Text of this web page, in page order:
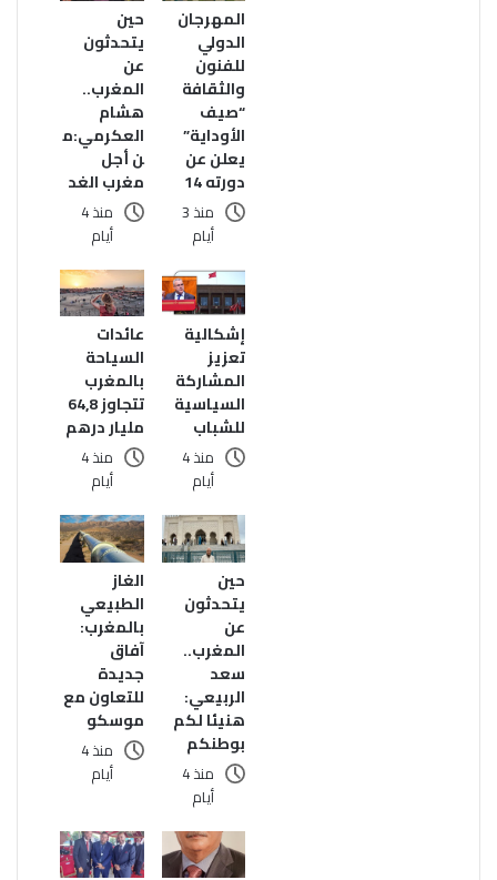
المهرجان
الدولي
للفنون
والثقافة
“صيف
الأوداية”
يعلن عن
دورته 14
منذ 3
أيام
حين
يتحدثون
عن
المغرب..
هشام
العكرمي:م
ن أجل
مغرب الغد
منذ 4
أيام
إشكالية
تعزيز
المشاركة
السياسية
للشباب
منذ 4
أيام
عائدات
السياحة
بالمغرب
تتجاوز 64,8
مليار درهم
منذ 4
أيام
حين
يتحدثون
عن
المغرب..
سعد
الربيعي:
هنيئا لكم
بوطنكم
منذ 4
أيام
الغاز
الطبيعي
بالمغرب:
آفاق
جديدة
للتعاون مع
موسكو
منذ 4
أيام